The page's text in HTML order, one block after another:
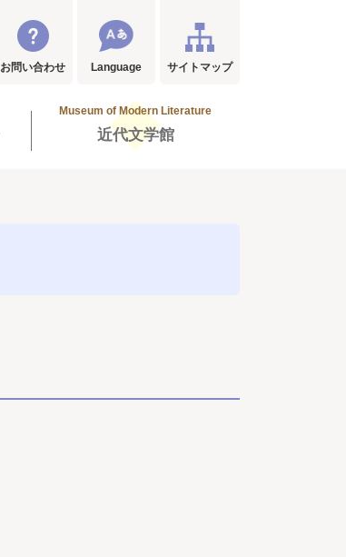
お問い合わせ Language サイトマップ
Museum of Modern Literature
近代文学館